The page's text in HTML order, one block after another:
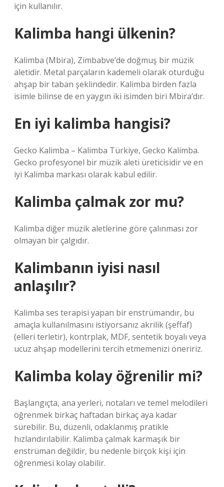
için kullanılır.
Kalimba hangi ülkenin?
Kalimba (Mbira), Zimbabve’de doğmuş bir müzik
aletidir. Metal parçaların kademeli olarak oturduğu
ahşap bir taban şeklindedir. Kalimba birden fazla
isimle bilinse de en yaygın iki isimden biri Mbira’dır.
En iyi kalimba hangisi?
Gecko Kalimba – Kalimba Türkiye, Gecko Kalimba.
Gecko profesyonel bir müzik aleti üreticisidir ve en
iyi Kalimba markası olarak kabul edilir.
Kalimba çalmak zor mu?
Kalimba diğer müzik aletlerine göre çalınması zor
olmayan bir çalgıdır.
Kalimbanın iyisi nasıl
anlaşılır?
Kalimba ses terapisi yapan bir enstrümandır, bu
amaçla kullanılmasını istiyorsanız akrilik (şeffaf)
(elleri terletir), kontrplak, MDF, sentetik boyalı veya
ucuz ahşap modellerini tercih etmemenizi öneririz.
Kalimba kolay öğrenilir mi?
Başlangıçta, ana yerleri, notaları ve temel melodileri
öğrenmek birkaç haftadan birkaç aya kadar
sürebilir. Bu, düzenli, odaklanmış pratikle
hızlandırılabilir. Kalimba çalmak karmaşık bir
enstrüman değildir, bu nedenle birçok kişi için
öğrenmesi kolay olabilir.